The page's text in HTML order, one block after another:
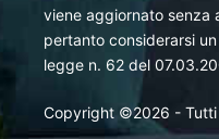
viene aggiornato senza
pertanto considerarsi
legge n. 62 del
Copyright ©2026 -